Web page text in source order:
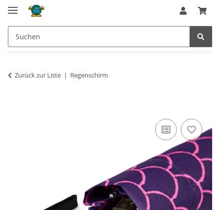
Zurück zur Liste Regenschirm